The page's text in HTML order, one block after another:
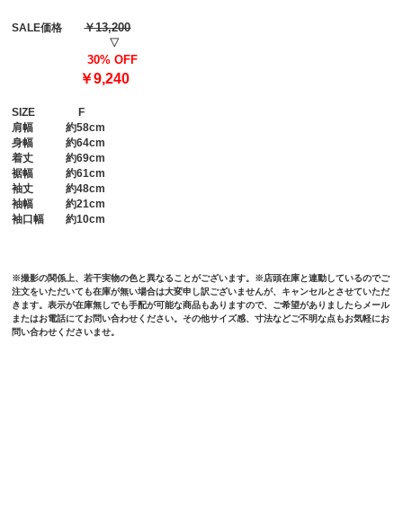
SALE価格￥13,200
▽
30% OFF
￥9,240
SIZE
F
肩幅 約58cm
身幅 約64cm
着丈 約69cm
裾幅 約61cm
袖丈 約48cm
袖幅 約21cm
袖口幅 約10cm
※撮影の関係上、若干実物の色と異なることがございます。※店頭在庫と連動しているのでご
注文をいただいても在庫が無い場合は大変申し訳ございませんが、キャンセルとさせていただ
きます。表示が在庫無しでも手配が可能な商品もありますので、ご希望がありましたらメール
またはお電話にてお問い合わせください。その他サイズ感、寸法などご不明な点もお気軽にお
問い合わせくださいませ。